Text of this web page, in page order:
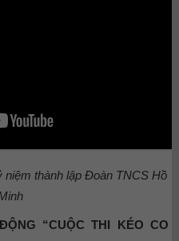
niệm thành lập Đoàn TNCS Hồ
“CUỘC THI KÉO CO